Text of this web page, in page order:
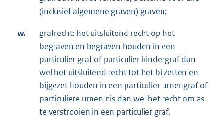
(inclusief algemene graven) graven;
w.
grafrecht: het uitsluitend recht op het
begraven en begraven houden in een
particulier graf of particulier kindergraf dan
wel het uitsluitend recht tot het bijzetten en
bijgezet houden in een particulier urnengraf of
particuliere urnen nis dan wel het recht om as
te verstrooien in een particulier graf.